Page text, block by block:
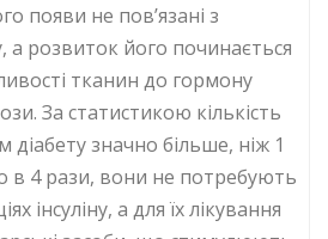
появи не пов’язані з
а розвиток його починається
тканин до гормону
За статистикою кількість
значно більше, ніж 1
в 4 рази, вони не потребують
інсуліну, а для їх лікування